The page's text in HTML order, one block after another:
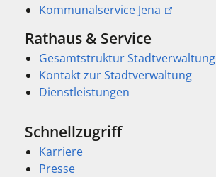
Kommunalservice Jena
Rathaus & Service
Gesamtstruktur Stadtverwaltung
Kontakt zur Stadtverwaltung
Dienstleistungen
Schnellzugriff
Karriere
Presse